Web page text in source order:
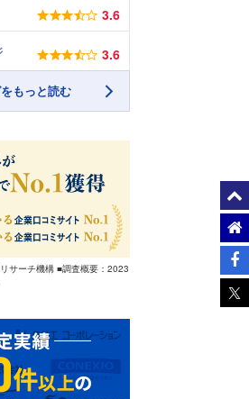
3.6
3.6
もっと読む
サーチ機構 ■調査概要：2023